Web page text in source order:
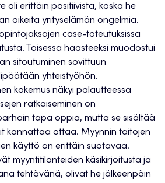
oli erittäin positiivista, koska he
oikeita yrityselämän ongelmia.
case-toteutuksissa
Toisessa haasteeksi muodostui
sitoutuminen sovittuun
yhteistyöhön.
kokemus näkyi palautteessa
ratkaiseminen on
tapa oppia, mutta se sisältää
kannattaa ottaa. Myynnin taitojen
käyttö on erittäin suotavaa.
myyntitilanteiden käsikirjoitusta ja
tehtävänä, olivat he jälkeenpäin